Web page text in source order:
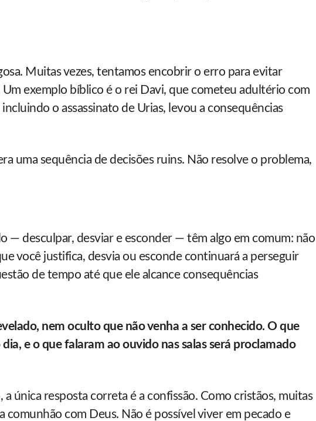
Muitas vezes, tentamos encobrir o erro para evitar
Um exemplo bíblico é o rei Davi, que cometeu adultério com
o assassinato de Urias, levou a consequências
uma sequência de decisões ruins. Não resolve o problema,
— desculpar, desviar e esconder — têm algo em comum: não
você justifica, desvia ou esconde continuará a perseguir
de tempo até que ele alcance consequências
nem oculto que não venha a ser conhecido. O que
e o que falaram ao ouvido nas salas será proclamado
única resposta correta é a confissão. Como cristãos, muitas
comunhão com Deus. Não é possível viver em pecado e